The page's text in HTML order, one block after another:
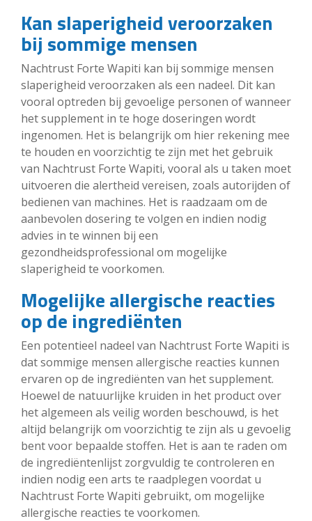
Kan slaperigheid veroorzaken
bij sommige mensen
Nachtrust Forte Wapiti kan bij sommige mensen
slaperigheid veroorzaken als een nadeel. Dit kan
vooral optreden bij gevoelige personen of wanneer
het supplement in te hoge doseringen wordt
ingenomen. Het is belangrijk om hier rekening mee
te houden en voorzichtig te zijn met het gebruik
van Nachtrust Forte Wapiti, vooral als u taken moet
uitvoeren die alertheid vereisen, zoals autorijden of
bedienen van machines. Het is raadzaam om de
aanbevolen dosering te volgen en indien nodig
advies in te winnen bij een
gezondheidsprofessional om mogelijke
slaperigheid te voorkomen.
Mogelijke allergische reacties
op de ingrediënten
Een potentieel nadeel van Nachtrust Forte Wapiti is
dat sommige mensen allergische reacties kunnen
ervaren op de ingrediënten van het supplement.
Hoewel de natuurlijke kruiden in het product over
het algemeen als veilig worden beschouwd, is het
altijd belangrijk om voorzichtig te zijn als u gevoelig
bent voor bepaalde stoffen. Het is aan te raden om
de ingrediëntenlijst zorgvuldig te controleren en
indien nodig een arts te raadplegen voordat u
Nachtrust Forte Wapiti gebruikt, om mogelijke
allergische reacties te voorkomen.